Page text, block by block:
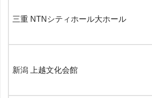
三重 NTNシティホール大ホール
新潟 上越文化会館